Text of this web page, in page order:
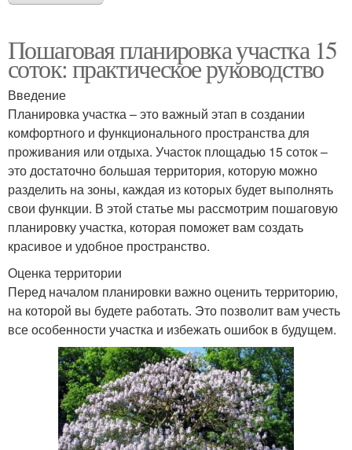
Пошаговая планировка участка 15
соток: практическое руководство
Введение
Планировка участка – это важный этап в создании
комфортного и функционального пространства для
проживания или отдыха. Участок площадью 15 соток –
это достаточно большая территория, которую можно
разделить на зоны, каждая из которых будет выполнять
свои функции. В этой статье мы рассмотрим пошаговую
планировку участка, которая поможет вам создать
красивое и удобное пространство.
Оценка территории
Перед началом планировки важно оценить территорию,
на которой вы будете работать. Это позволит вам учесть
все особенности участка и избежать ошибок в будущем.